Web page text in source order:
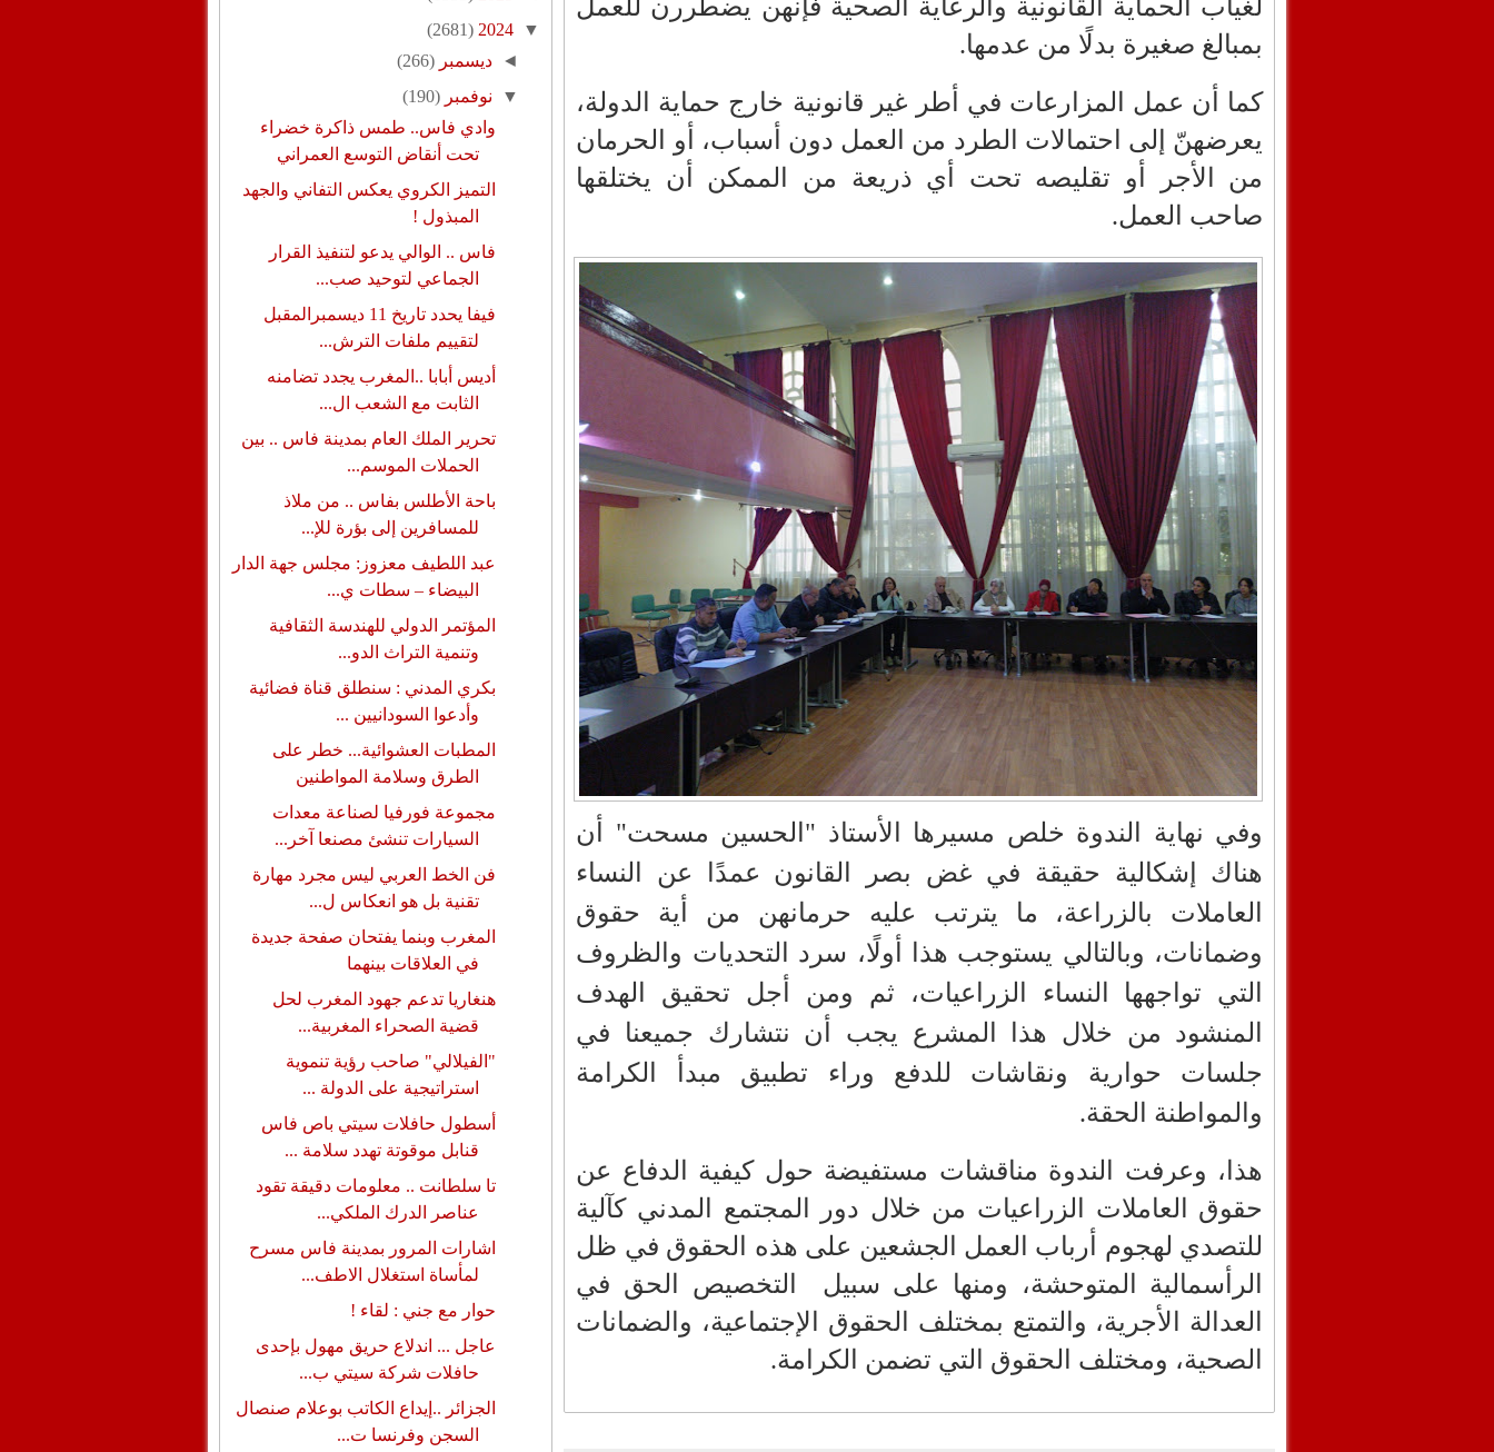
لغياب الحماية القانونية والرعاية الصحية فإنهن يضطررن للعمل
بمبالغ صغيرة بدلًا من عدمها.
كما أن عمل المزارعات في أطر غير قانونية خارج حماية الدولة،
يعرضهنّ إلى احتمالات الطرد من العمل دون أسباب، أو الحرمان
من الأجر أو تقليصه تحت أي ذريعة من الممكن أن يختلقها
صاحب العمل.
وفي نهاية الندوة خلص مسيرها الأستاذ "الحسين مسحت" أن
هناك إشكالية حقيقة في غض بصر القانون عمدًا عن النساء
العاملات بالزراعة، ما يترتب عليه حرمانهن من أية حقوق
وضمانات، وبالتالي يستوجب هذا أولًا، سرد التحديات والظروف
التي تواجهها النساء الزراعيات، ثم ومن أجل تحقيق الهدف
المنشود من خلال هذا المشرع يجب أن نتشارك جميعنا في
جلسات حوارية ونقاشات للدفع وراء تطبيق مبدأ الكرامة
والمواطنة الحقة.
هذا، وعرفت الندوة مناقشات مستفيضة حول كيفية الدفاع عن
حقوق العاملات الزراعيات من خلال دور المجتمع المدني كآلية
للتصدي لهجوم أرباب العمل الجشعين على هذه الحقوق في ظل
الرأسمالية المتوحشة، ومنها على سبيل التخصيص الحق في
العدالة الأجرية، والتمتع بمختلف الحقوق الإجتماعية، والضمانات
الصحية، ومختلف الحقوق التي تضمن الكرامة.
▼
2024
(2681)
◄ديسمبر(266)
▼ نوفمبر(190)
وادي فاس.. طمس ذاكرة خضراء
تحت أنقاض التوسع العمراني
التميز الكروي يعكس التفاني والجهد
المبذول !
فاس .. الوالي يدعو لتنفيذ القرار
الجماعي لتوحيد صب...
فيفا يحدد تاريخ 11 ديسمبرالمقبل
لتقييم ملفات الترش...
أديس أبابا ..المغرب يجدد تضامنه
الثابت مع الشعب ال...
تحرير الملك العام بمدينة فاس .. بين
الحملات الموسم...
باحة الأطلس بفاس .. من ملاذ
للمسافرين إلى بؤرة للإ...
عبد اللطيف معزوز: مجلس جهة الدار
البيضاء – سطات ي...
المؤتمر الدولي للهندسة الثقافية
وتنمية التراث الدو...
بكري المدني : سنطلق قناة فضائية
وأدعوا السودانيين ...
المطبات العشوائية... خطر على
الطرق وسلامة المواطنين
مجموعة فورفيا لصناعة معدات
السيارات تنشئ مصنعا آخر...
فن الخط العربي ليس مجرد مهارة
تقنية بل هو انعكاس ل...
المغرب وبنما يفتحان صفحة جديدة
في العلاقات بينهما
هنغاريا تدعم جهود المغرب لحل
قضية الصحراء المغربية...
"الفيلالي" صاحب رؤية تنموية
استراتيجية على الدولة ...
أسطول حافلات سيتي باص فاس
قنابل موقوتة تهدد سلامة ...
تا سلطانت .. معلومات دقيقة تقود
عناصر الدرك الملكي...
اشارات المرور بمدينة فاس مسرح
لمأساة استغلال الاطف...
حوار مع جني : لقاء !
عاجل ... اندلاع حريق مهول بإحدى
حافلات شركة سيتي ب...
الجزائر ..إيداع الكاتب بوعلام صنصال
السجن وفرنسا ت...